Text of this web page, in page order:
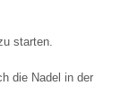
starten.
die Nadel in der